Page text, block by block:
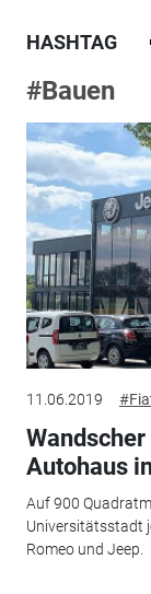
HASHTAG
#Bauen
11.06.2019
Autohaus
Auf 900
Universitätsstadt
Romeo und Jeep.